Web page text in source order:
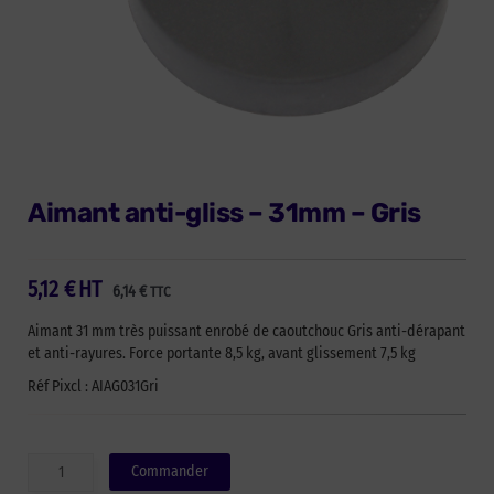
Aimant anti-gliss – 31mm – Gris
5,12 € 6,14€ TTC
HT
Aimant 31 mm très puissant enrobé de caoutchouc Gris anti-dérapant
et anti-rayures. Force portante 8,5 kg, avant glissement 7,5 kg
Réf Pixcl : AIAG031Gri
quantité
Commander